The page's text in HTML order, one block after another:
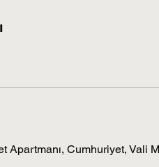
Apartmanı, Cumhuriyet, Vali